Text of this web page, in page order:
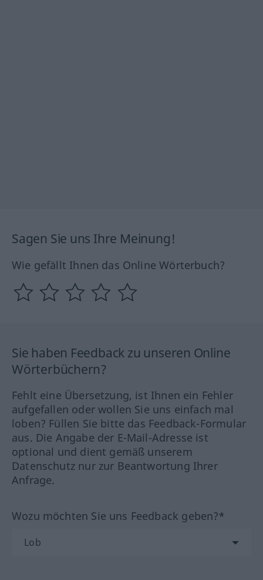
Sagen Sie uns Ihre Meinung!
Wie gefällt Ihnen das Online Wörterbuch?
Sie haben Feedback zu unseren Online
Wörterbüchern?
Fehlt eine Übersetzung, ist Ihnen ein Fehler
aufgefallen oder wollen Sie uns einfach mal
loben? Füllen Sie bitte das Feedback-Formular
aus. Die Angabe der E-Mail-Adresse ist
optional und dient gemäß unserem
Datenschutz nur zur Beantwortung Ihrer
Anfrage.
Wozu möchten Sie uns Feedback geben?*